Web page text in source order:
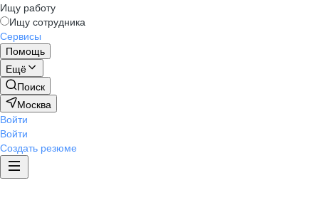
Ищу работу
Ищу сотрудника
Сервисы
Помощь
Ещё
Поиск
Москва
Войти
Войти
Создать резюме